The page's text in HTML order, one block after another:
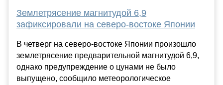
Землетрясение магнитудой 6,9
зафиксировали на северо-востоке Японии
В четверг на северо-востоке Японии произошло
землетрясение предварительной магнитудой 6,9,
однако предупреждение о цунами не было
выпущено, сообщило метеорологическое